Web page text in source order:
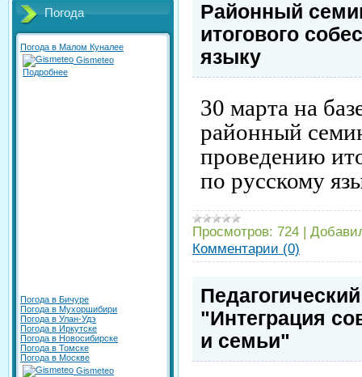
Погода
Погода в Малом Куналее
Gismeteo
Подробнее
Погода в Бичуре
Погода в Мухоршибири
Погода в Улан-Удэ
Погода в Иркутске
Погода в Новосибирске
Погода в Томске
Погода в Москве
Gismeteo
Районный
итогового
языку
30 марта на
районный
проведению
по русскому
Просмотров: 724 |
Комментарии (0)
"Интеграция
и семьи"